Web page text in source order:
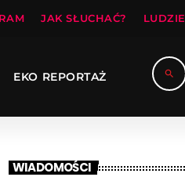
JAK SŁUCHAĆ? LUDZIE
EKO REPORTAŻ search
WIADOMOŚCI